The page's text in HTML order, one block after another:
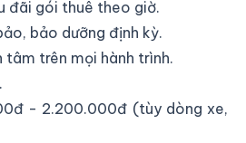
đãi gói thuê theo giờ.
bảo dưỡng định kỳ.
tâm trên mọi hành trình.
- 2.200.000đ (tùy dòng xe,